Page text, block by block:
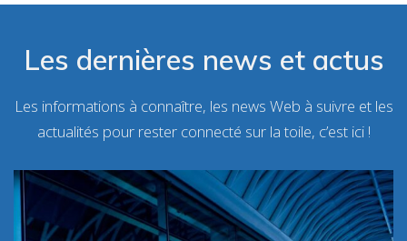
Les dernières news et actus
Les informations à connaître, les news Web à suivre et les
actualités pour rester connecté sur la toile, c’est ici !